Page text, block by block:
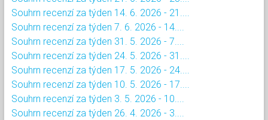
Souhrn recenzí za týden 14. 6. 2026 - 21....
Souhrn recenzí za týden 7. 6. 2026 - 14....
Souhrn recenzí za týden 31. 5. 2026 - 7....
Souhrn recenzí za týden 24. 5. 2026 - 31....
Souhrn recenzí za týden 17. 5. 2026 - 24....
Souhrn recenzí za týden 10. 5. 2026 - 17....
Souhrn recenzí za týden 3. 5. 2026 - 10....
Souhrn recenzí za týden 26. 4. 2026 - 3....